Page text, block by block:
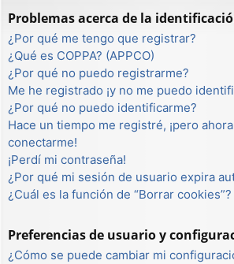
Problemas acerca de la
¿Por qué me tengo que registrar?
¿Qué es COPPA? (APPCO)
¿Por qué no puedo registrarme?
Me he registrado ¡y no me puedo
¿Por qué no puedo identificarme?
Hace un tiempo me registré, ¡pero
conectarme!
¡Perdí mi contraseña!
¿Por qué mi sesión de usuario expira
¿Cuál es la función de “Borrar cookies”?
Preferencias de usuario y
¿Cómo se puede cambiar mi